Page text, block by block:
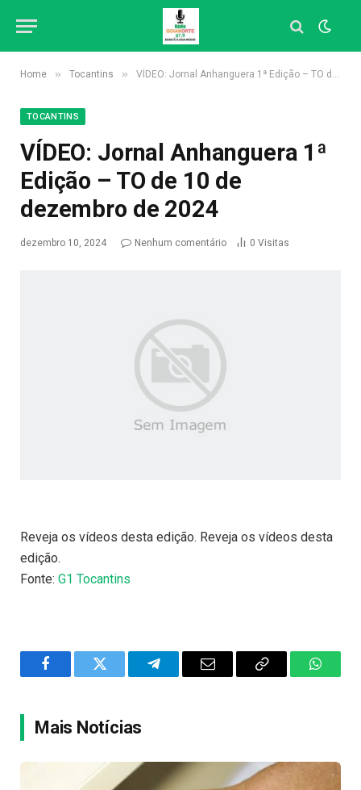
Home » Tocantins » VÍDEO: Jornal Anhanguera 1ª Edição – TO de 10 de dezembro de 2024
TOCANTINS
VÍDEO: Jornal Anhanguera 1ª
Edição – TO de 10 de
dezembro de 2024
dezembro 10, 2024 Nenhum comentário 0 Visitas
Reveja os vídeos desta edição. Reveja os vídeos desta
edição.
Fonte: G1 Tocantins
FacebookTwitter TelegramEmail
Copy
Mais Notícias